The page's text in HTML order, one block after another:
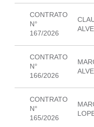
CONTRATO
N°
167/2026
CONTRATO
N°
166/2026
CONTRATO
N°
165/2026